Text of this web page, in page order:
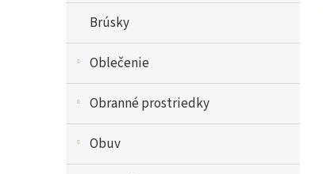
Brúsky
Oblečenie
Obranné prostriedky
Obuv